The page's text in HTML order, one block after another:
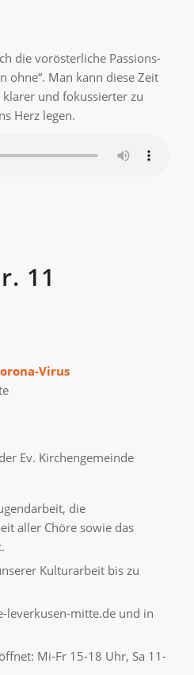
die vorösterliche Passions-
ohne“. Man kann diese Zeit
und fokussierter zu
Herz legen.
11
Virus
Ev. Kirchengemeinde
die
aller Chöre sowie das
Kulturarbeit bis zu
leverkusen-mitte.de und in
Mi-Fr 15-18 Uhr, Sa 11-